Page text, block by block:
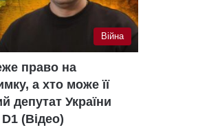
Війна
право на
а хто може її
депутат України
(Відео)